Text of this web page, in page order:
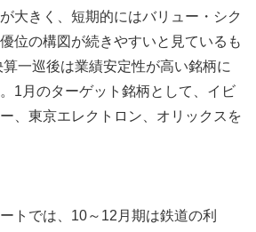
大きく、短期的にはバリュー・シク
位の構図が続きやすいと見ているも
一巡後は業績安定性が高い銘柄に
1月のターゲット銘柄として、イビ
、東京エレクトロン、オリックスを
トでは、10～12月期は鉄道の利